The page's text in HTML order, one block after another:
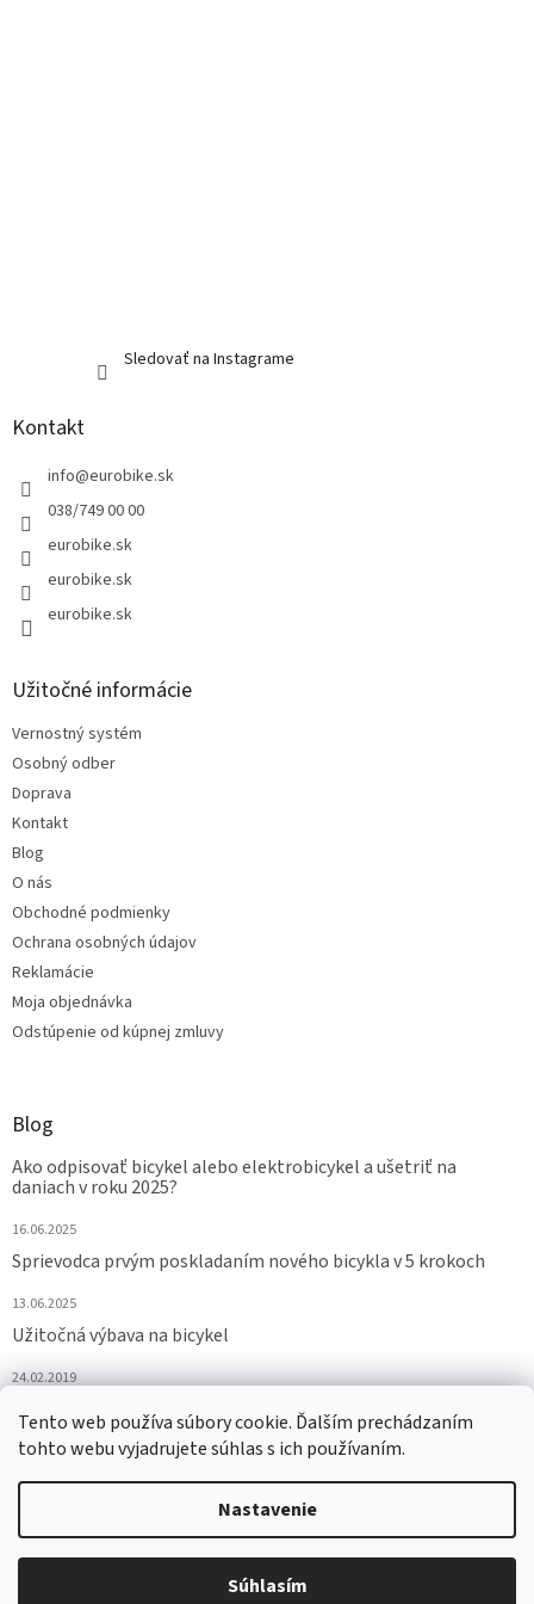
Tento web používa súbory cookie. Ďalším prechádzaním
tohto webu vyjadrujete súhlas s ich používaním.
Nastavenie
Súhlasím
Sledovať na Instagrame
Kontakt
info@eurobike.sk
038/749 00 00
eurobike.sk
eurobike.sk
eurobike.sk
Užitočné informácie
Vernostný systém
Osobný odber
Doprava
Kontakt
Blog
O nás
Obchodné podmienky
Ochrana osobných údajov
Reklamácie
Moja objednávka
Odstúpenie od kúpnej zmluvy
Blog
Ako odpisovať bicykel alebo elektrobicykel a ušetriť na
daniach v roku 2025?
16.06.2025
Sprievodca prvým poskladaním nového bicykla v 5 krokoch
13.06.2025
Užitočná výbava na bicykel
24.02.2019
ARCHÍV
Vytvoril Shoptet
eurobike.sk. Všetky práva vyhradené.